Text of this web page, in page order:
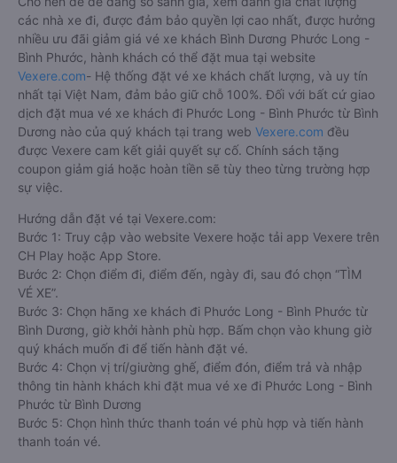
các nhà xe đi, được đảm bảo quyền lợi cao nhất, được hưởng
nhiều ưu đãi giảm giá vé xe khách Bình Dương Phước Long -
Bình Phước, hành khách có thể đặt mua tại website
Vexere.com- Hệ thống đặt vé xe khách chất lượng, và uy tín
nhất tại Việt Nam, đảm bảo giữ chỗ 100%. Đối với bất cứ giao
dịch đặt mua vé xe khách đi Phước Long - Bình Phước từ Bình
Dương nào của quý khách tại trang web Vexere.com đều
được Vexere cam kết giải quyết sự cố. Chính sách tặng
coupon giảm giá hoặc hoàn tiền sẽ tùy theo từng trường hợp
sự việc.
Hướng dẫn đặt vé tại Vexere.com:
Bước 1: Truy cập vào website Vexere hoặc tải app Vexere trên
CH Play hoặc App Store.
Bước 2: Chọn điểm đi, điểm đến, ngày đi, sau đó chọn “TÌM
VÉ XE”.
Bước 3: Chọn hãng xe khách đi Phước Long - Bình Phước từ
Bình Dương, giờ khởi hành phù hợp. Bấm chọn vào khung giờ
quý khách muốn đi để tiến hành đặt vé.
Bước 4: Chọn vị trí/giường ghế, điểm đón, điểm trả và nhập
thông tin hành khách khi đặt mua vé xe đi Phước Long - Bình
Phước từ Bình Dương
Bước 5: Chọn hình thức thanh toán vé phù hợp và tiến hành
thanh toán vé.